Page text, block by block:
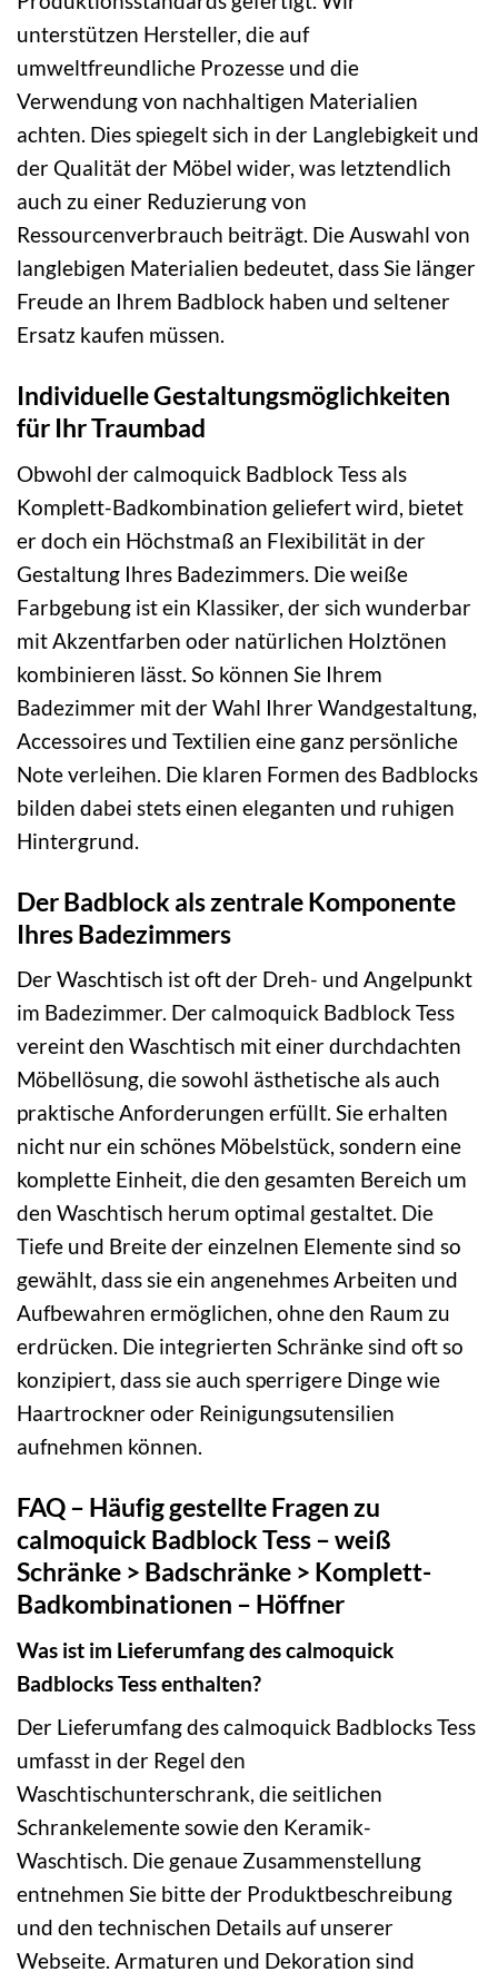
unterstützen Hersteller, die auf
umweltfreundliche Prozesse und die
Verwendung von nachhaltigen Materialien
achten. Dies spiegelt sich in der Langlebigkeit und
der Qualität der Möbel wider, was letztendlich
auch zu einer Reduzierung von
Ressourcenverbrauch beiträgt. Die Auswahl von
langlebigen Materialien bedeutet, dass Sie länger
Freude an Ihrem Badblock haben und seltener
Ersatz kaufen müssen.
Individuelle Gestaltungsmöglichkeiten
für Ihr Traumbad
Obwohl der calmoquick Badblock Tess als
Komplett-Badkombination geliefert wird, bietet
er doch ein Höchstmaß an Flexibilität in der
Gestaltung Ihres Badezimmers. Die weiße
Farbgebung ist ein Klassiker, der sich wunderbar
mit Akzentfarben oder natürlichen Holztönen
kombinieren lässt. So können Sie Ihrem
Badezimmer mit der Wahl Ihrer Wandgestaltung,
Accessoires und Textilien eine ganz persönliche
Note verleihen. Die klaren Formen des Badblocks
bilden dabei stets einen eleganten und ruhigen
Hintergrund.
Der Badblock als zentrale Komponente
Ihres Badezimmers
Der Waschtisch ist oft der Dreh- und Angelpunkt
im Badezimmer. Der calmoquick Badblock Tess
vereint den Waschtisch mit einer durchdachten
Möbellösung, die sowohl ästhetische als auch
praktische Anforderungen erfüllt. Sie erhalten
nicht nur ein schönes Möbelstück, sondern eine
komplette Einheit, die den gesamten Bereich um
den Waschtisch herum optimal gestaltet. Die
Tiefe und Breite der einzelnen Elemente sind so
gewählt, dass sie ein angenehmes Arbeiten und
Aufbewahren ermöglichen, ohne den Raum zu
erdrücken. Die integrierten Schränke sind oft so
konzipiert, dass sie auch sperrigere Dinge wie
Haartrockner oder Reinigungsutensilien
aufnehmen können.
FAQ – Häufig gestellte Fragen zu
calmoquick Badblock Tess – weiß
Schränke > Badschränke > Komplett-
Badkombinationen – Höffner
Was ist im Lieferumfang des calmoquick
Badblocks Tess enthalten?
Der Lieferumfang des calmoquick Badblocks Tess
umfasst in der Regel den
Waschtischunterschrank, die seitlichen
Schrankelemente sowie den Keramik-
Waschtisch. Die genaue Zusammenstellung
entnehmen Sie bitte der Produktbeschreibung
und den technischen Details auf unserer
Webseite. Armaturen und Dekoration sind